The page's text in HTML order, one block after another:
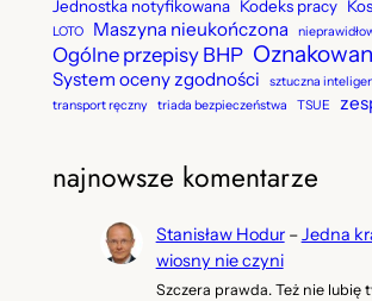
Jednostka notyfikowana Kodeks pracy
LOTO Maszyna nieukończona
Ogólne przepisy BHP
System oceny zgodności
sztuczna
transport ręczny
triada bezpieczeństwa TSUE
najnowsze komentarze
Stanisław Hodur–Jedna
wiosny nie czyni
Szczera prawda. Też nie lubię